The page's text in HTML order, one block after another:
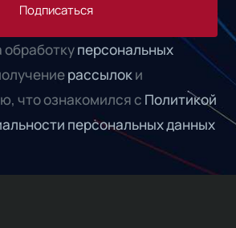
Подписаться
обработкуперсональных
рассылоки
что ознакомился с Политикой
персональных данных